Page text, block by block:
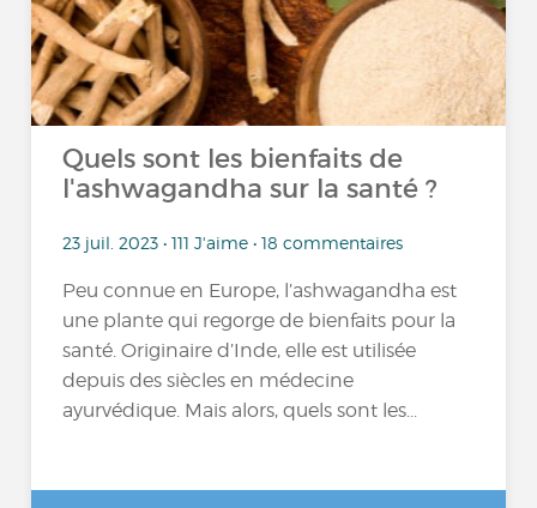
Quels sont les bienfaits de
l'ashwagandha sur la santé ?
23 juil. 2023 • 111 J'aime • 18 commentaires
Peu connue en Europe, l’ashwagandha est
une plante qui regorge de bienfaits pour la
santé. Originaire d’Inde, elle est utilisée
depuis des siècles en médecine
ayurvédique. Mais alors, quels sont les...